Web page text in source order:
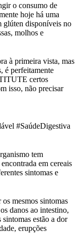
o consumo de
hoje há uma
glúten disponíveis no
molhos e
à primeira vista, mas
é perfeitamente
certos
isso, não precisar
#SaúdeDigestiva
tem
em cereais
sintomas e
mesmos sintomas
danos ao intestino,
estão a dor
erupções